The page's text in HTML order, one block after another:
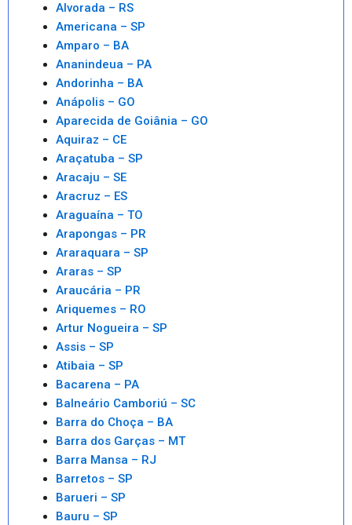
Alvorada – RS
Americana – SP
Amparo – BA
Ananindeua – PA
Andorinha – BA
Anápolis – GO
Aparecida de Goiânia – GO
Aquiraz – CE
Araçatuba – SP
Aracaju – SE
Aracruz – ES
Araguaína – TO
Arapongas – PR
Araraquara – SP
Araras – SP
Araucária – PR
Ariquemes – RO
Artur Nogueira – SP
Assis – SP
Atibaia – SP
Bacarena – PA
Balneário Camboriú – SC
Barra do Choça – BA
Barra dos Garças – MT
Barra Mansa – RJ
Barretos – SP
Barueri – SP
Bauru – SP